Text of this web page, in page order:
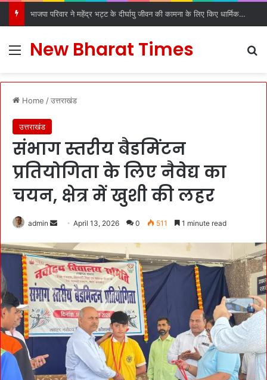
डीएल रोड रविदास मंदिर में स्थापित हुआ पावन कलश, देहरादून में श्रद्धा और उत्साह के साथ हुआ स्वागत
Menu
New Bharat Times
Home /उत्तराखंड
उत्तराखंड
संभाग स्तरीय बैडमिंटन
प्रतियोगिता के लिए नैवेद्य का
चयन, क्षेत्र में खुशी की लहर
admin
n
d
a
n
e
m
a
April 13, 2026 0 511 1 minute read